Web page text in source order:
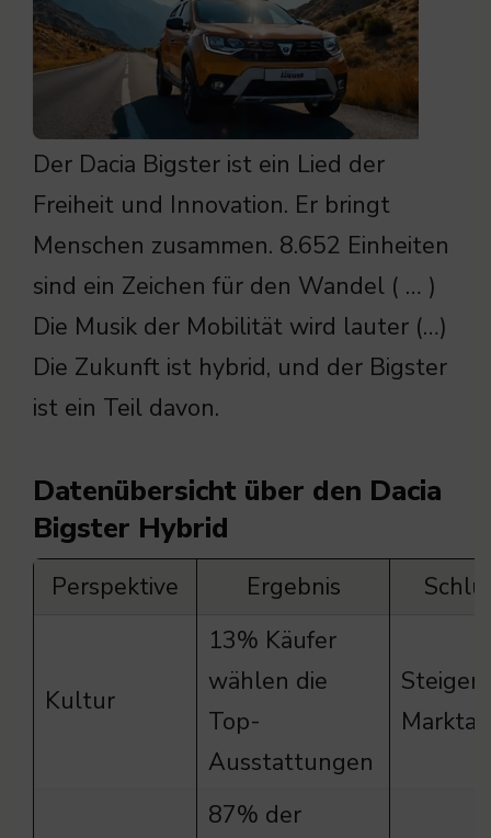
Der Dacia Bigster ist ein Lied der
Freiheit und Innovation. Er bringt
Menschen zusammen. 8.652 Einheiten
sind ein Zeichen für den Wandel ( … )
Die Musik der Mobilität wird lauter (…)
Die Zukunft ist hybrid, und der Bigster
ist ein Teil davon.
Datenübersicht über den Dacia
Bigster Hybrid
Perspektive Ergebnis
Kultur
13% Käufer
wählen die
Top-
Ausstattungen
87% der